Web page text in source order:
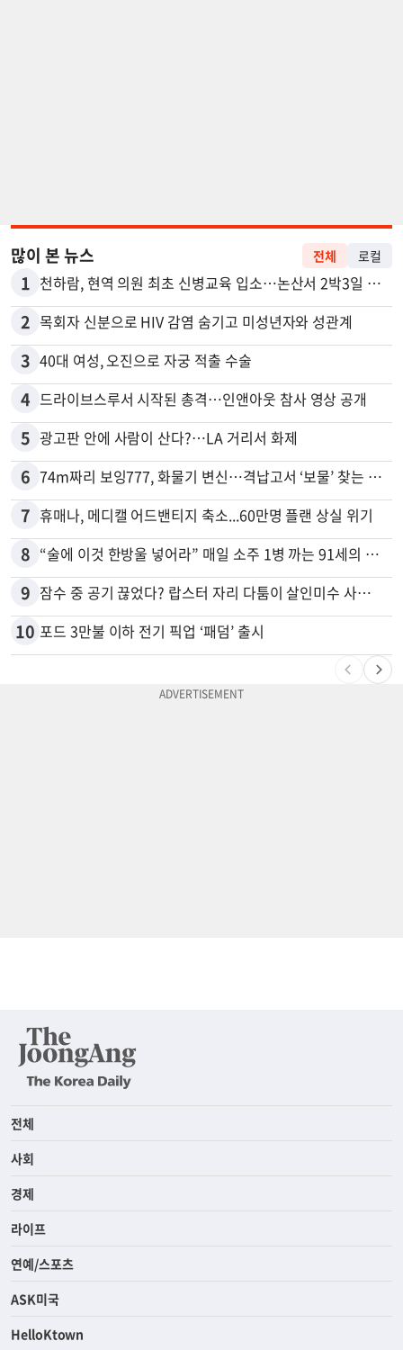
많이 본 뉴스 전체 로컬
1 천하람, 현역 의원 최초 신병교육 입소…논산서 2박3일 생활
2 목회자 신분으로 HIV 감염 숨기고 미성년자와 성관계
3 40대 여성, 오진으로 자궁 적출 수술
4 드라이브스루서 시작된 총격…인앤아웃 참사 영상 공개
5 광고판 안에 사람이 산다?…LA 거리서 화제
6 74m짜리 보잉777, 화물기 변신…격납고서 ‘보물’ 찾는 인천공항
7 휴매나, 메디캘 어드밴티지 축소...60만명 플랜 상실 위기
8 “술에 이것 한방울 넣어라” 매일 소주 1병 까는 91세의 철칙
9 잠수 중 공기 끊었다? 랍스터 자리 다툼이 살인미수 사건으로
10 포드 3만불 이하 전기 픽업 ‘패덤’ 출시
전체
사회
경제
라이프
연예/스포츠
ASK미국
HelloKtown